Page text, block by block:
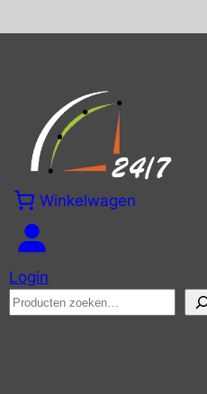
Winkelwagen
Login
Zoeken